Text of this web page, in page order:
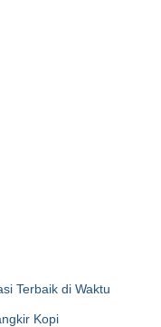
Terbaik di Waktu
Kopi